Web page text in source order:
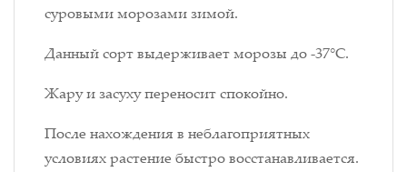
суровыми морозами зимой.
Данный сорт выдерживает морозы до -37°С.
Жару и засуху переносит спокойно.
После нахождения в неблагоприятных
условиях растение быстро восстанавливается.